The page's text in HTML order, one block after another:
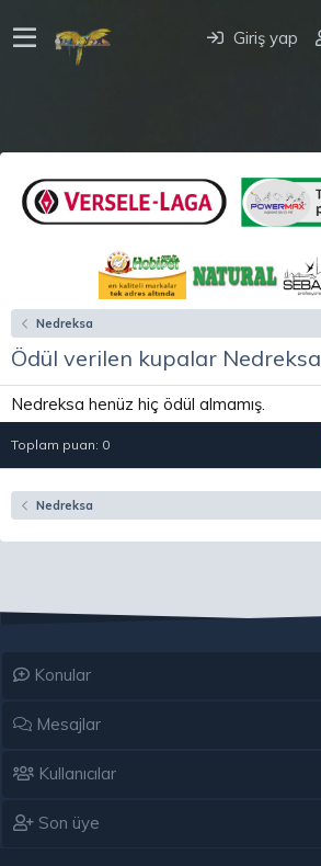
Giriş yap
Nedreksa
Ödül verilen kupalar Nedreksa
Nedreksa henüz hiç ödül almamış.
Toplam puan: 0
Nedreksa
Konular
Mesajlar
Kullanıcılar
Son üye